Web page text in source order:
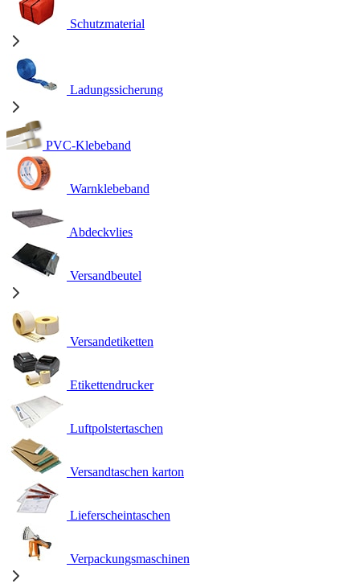
Schutzmaterial
Ladungssicherung
PVC-Klebeband
Warnklebeband
Abdeckvlies
Versandbeutel
Versandetiketten
Etikettendrucker
Luftpolstertaschen
Versandtaschen karton
Lieferscheintaschen
Verpackungsmaschinen